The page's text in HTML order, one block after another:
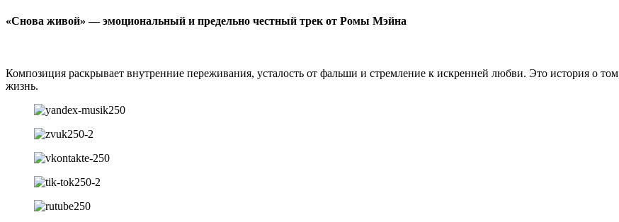
«Снова живой» — эмоциональный и предельно честный трек от Ромы Мэйна
Композиция раскрывает внутренние переживания, усталость от фальши и стремление к искренней любви. Это история о
жизнь.